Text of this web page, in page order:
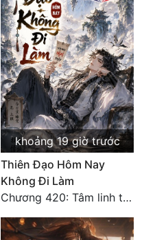
khoảng 19 giờ trước
Thiên Đạo Hôm Nay
Không Đi Làm
Chương 420: Tâm linh thích ứng (2)